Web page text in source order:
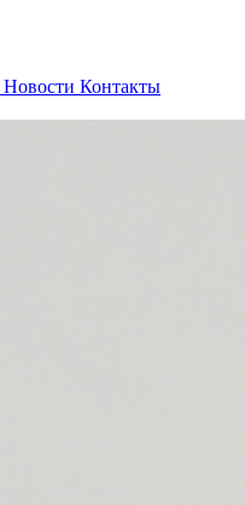
Новости Контакты